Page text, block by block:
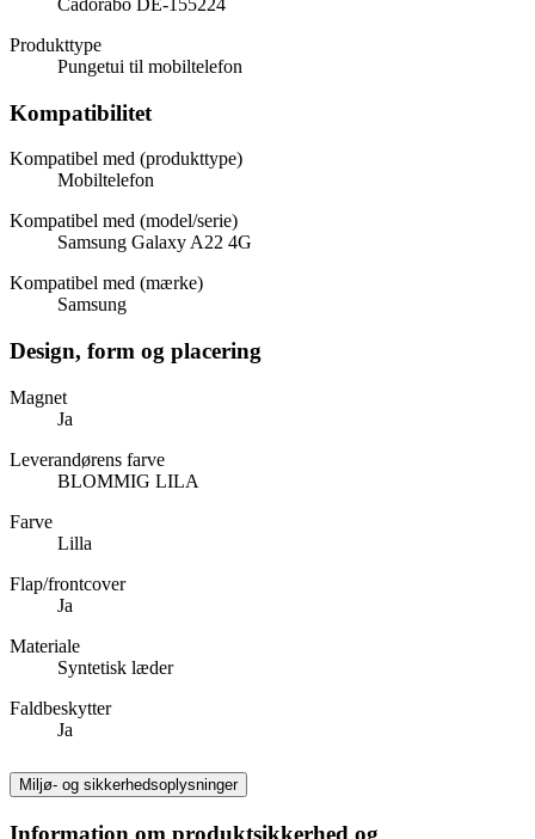
Produkttype
Pungetui til mobiltelefon
Kompatibilitet
Kompatibel med (produkttype)
Mobiltelefon
Kompatibel med (model/serie)
Samsung Galaxy A22 4G
Kompatibel med (mærke)
Samsung
Design, form og placering
Magnet
Ja
Leverandørens farve
BLOMMIG LILA
Farve
Lilla
Flap/frontcover
Ja
Materiale
Syntetisk læder
Faldbeskytter
Ja
Miljø- og sikkerhedsoplysninger
Information om produktsikkerhed og